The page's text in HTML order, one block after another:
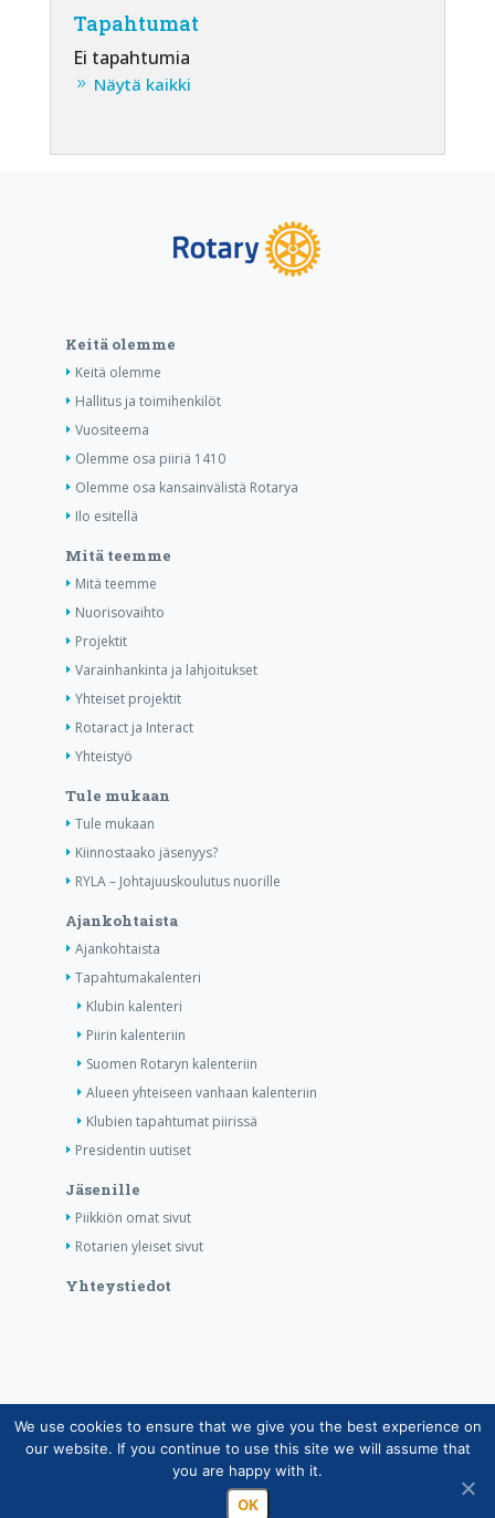
Tapahtumat
Ei tapahtumia
Näytä kaikki
Keitä olemme
Keitä olemme
Hallitus ja toimihenkilöt
Vuositeema
Olemme osa piiriä 1410
Olemme osa kansainvälistä Rotarya
Ilo esitellä
Mitä teemme
Mitä teemme
Nuorisovaihto
Projektit
Varainhankinta ja lahjoitukset
Yhteiset projektit
Rotaract ja Interact
Yhteistyö
Tule mukaan
Tule mukaan
Kiinnostaako jäsenyys?
RYLA – Johtajuuskoulutus nuorille
Ajankohtaista
Ajankohtaista
Tapahtumakalenteri
Klubin kalenteri
Piirin kalenteriin
Suomen Rotaryn kalenteriin
Alueen yhteiseen vanhaan kalenteriin
Klubien tapahtumat piirissä
Presidentin uutiset
Jäsenille
Piikkiön omat sivut
Rotarien yleiset sivut
Yhteystiedot
Copyright © Suomen Rotarypalvelu ry 2026 |
Jäsentietojärjestelmän tietosuojaseloste|Henkilötietojen
käsittely Rotarytoiminnassa
We use cookies to ensure that we give you the best experience on
our website. If you continue to use this site we will assume that
you are happy with it.
OK